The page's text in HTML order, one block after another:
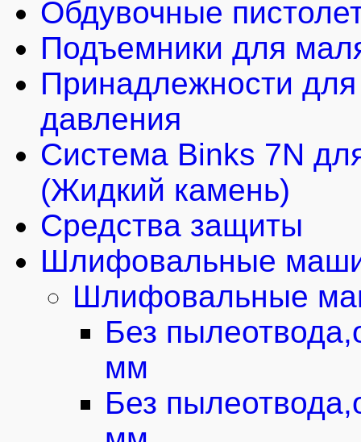
Обдувочные
Подъемники для
Принадлежности для
давления
Система Binks 7N
(Жидкий камень)
Средства защиты
Шлифовальные
Шлифовальные
Без
мм
Без